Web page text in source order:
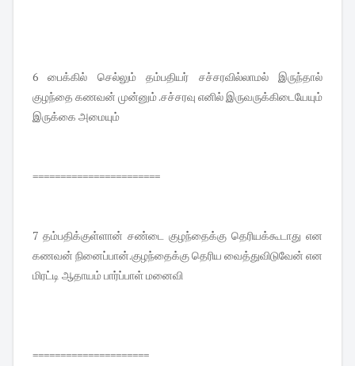
6 பைக்கில் செல்லும் தம்பதியர் சச்சரவில்லாமல் இருந்தால்
குழந்தை கணவன் முன்னும் .சச்சரவு எனில் இருவருக்கிடையேயும்
இருக்கை அமையும்
=======================
7 தம்பதிக்குள்ளான் சண்டை குழந்தைக்கு தெரியக்கூடாது என
கணவன் நினைப்பான்.குழந்தைக்கு தெரிய வைத்துவிடுவேன் என
மிரட்டி ஆதாயம் பார்ப்பாள் மனைவி
=====================